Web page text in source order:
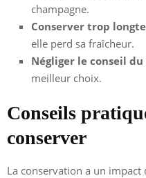
champagne.
Conserver trop
elle perd sa fraîcheur.
Négliger le conseil
meilleur choix.
Conseils
conserver
La conservation a un